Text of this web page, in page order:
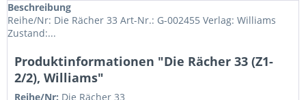
Beschreibung
Reihe/Nr: Die Rächer 33 Art-Nr.: G-002455 Verlag: Williams
Zustand:...
Produktinformationen "Die Rächer 33 (Z1-
2/2), Williams"
Reihe/Nr: Die Rächer 33